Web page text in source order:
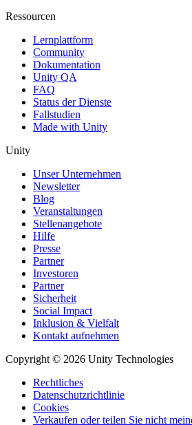
Ressourcen
Lernplattform
Community
Dokumentation
Unity QA
FAQ
Status der Dienste
Fallstudien
Made with Unity
Unity
Unser Unternehmen
Newsletter
Blog
Veranstaltungen
Stellenangebote
Hilfe
Presse
Partner
Investoren
Partner
Sicherheit
Social Impact
Inklusion & Vielfalt
Kontakt aufnehmen
Copyright © 2026 Unity Technologies
Rechtliches
Datenschutzrichtlinie
Cookies
Verkaufen oder teilen Sie nicht